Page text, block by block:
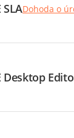
SLADohoda o
Desktop